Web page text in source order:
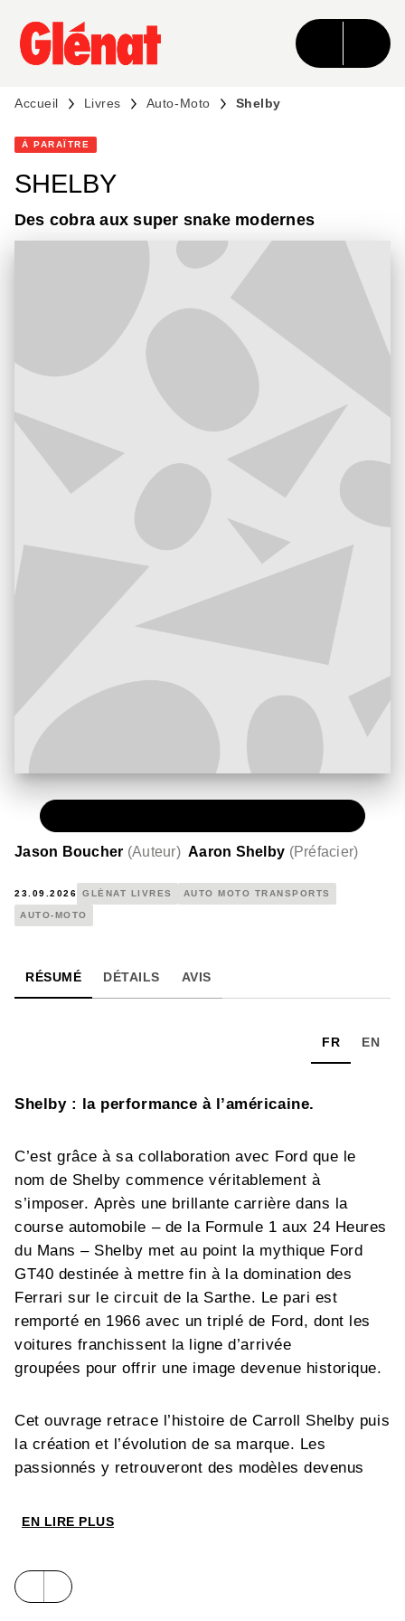
MENU RECHERCHE CONTENU
PIED DE PAGE
Accueil Livres Auto-Moto Shelby
À PARAÎTRE
SHELBY
Des cobra aux super snake modernes
Jason Boucher (Auteur) Aaron Shelby (Préfacier)
23.09.2026 GLÉNAT LIVRES AUTO MOTO TRANSPORTS
AUTO-MOTO
RÉSUMÉ DÉTAILS AVIS
FR EN
Shelby : la performance à l’américaine.
C’est grâce à sa collaboration avec Ford que le
nom de Shelby commence véritablement à
s’imposer. Après une brillante carrière dans la
course automobile – de la Formule 1 aux 24 Heures
du Mans – Shelby met au point la mythique Ford
GT40 destinée à mettre fin à la domination des
Ferrari sur le circuit de la Sarthe. Le pari est
remporté en 1966 avec un triplé de Ford, dont les
voitures franchissent la ligne d’arrivée
groupées pour offrir une image devenue historique.
Cet ouvrage retrace l’histoire de Carroll Shelby puis
la création et l’évolution de sa marque. Les
passionnés y retrouveront des modèles devenus
lignes si singulières, ou la Shelby GT 350 et la GT
présentés de manière détaillée et illustrés par de
nombreuses photographies.
EN LIRE PLUS